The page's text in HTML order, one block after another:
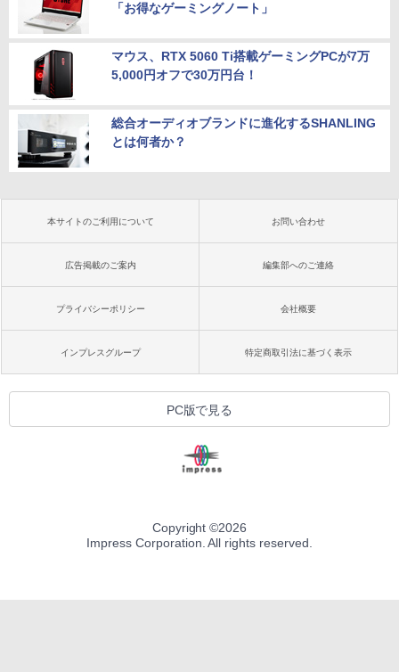
「お得なゲーミングノート」
マウス、RTX 5060 Ti搭載ゲーミングPCが7万
5,000円オフで30万円台！
総合オーディオブランドに進化するSHANLING
とは何者か？
本サイトのご利用について お問い合わせ
広告掲載のご案内 編集部へのご連絡
プライバシーポリシー 会社概要
インプレスグループ 特定商取引法に基づく表示
PC版で見る
Copyright ©2026
Impress Corporation. All rights reserved.